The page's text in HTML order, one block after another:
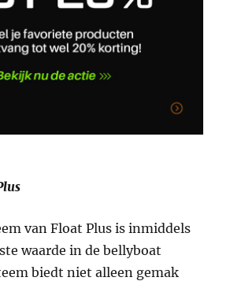
van Float Plus is inmiddels
waarde in de bellyboat
biedt niet alleen gemak